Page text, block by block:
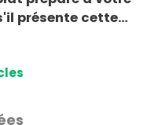
présente cette